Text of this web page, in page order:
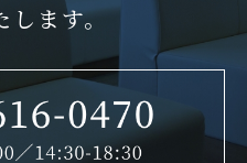
します。